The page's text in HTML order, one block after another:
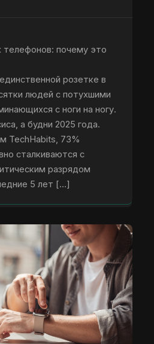
почему это
розетке в
людей с потухшими
с ноги на ногу.
а будни 2025 года.
TechHabits, 73%
сталкиваются с
разрядом
5 лет […]